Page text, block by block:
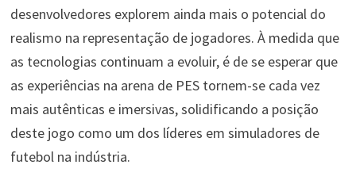
desenvolvedores explorem ainda mais o potencial do
realismo na representação de jogadores. À medida que
as tecnologias continuam a evoluir, é de se esperar que
as experiências na arena de PES tornem-se cada vez
mais autênticas e imersivas, solidificando a posição
deste jogo como um dos líderes em simuladores de
futebol na indústria.